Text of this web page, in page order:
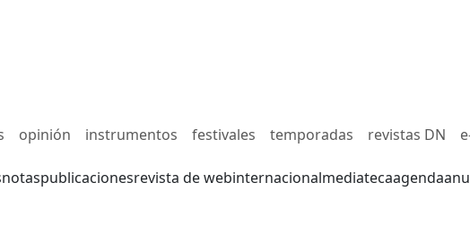
opinión instrumentos festivales temporadas revistas DN
notaspublicacionesrevista de webinternacionalmediatecaagenda